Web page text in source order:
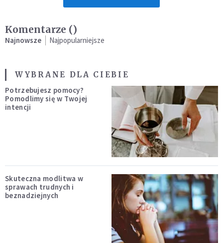
Komentarze ()
Najnowsze Najpopularniejsze
WYBRANE DLA CIEBIE
Potrzebujesz pomocy?
Pomodlimy się w Twojej
intencji
Skuteczna modlitwa w
sprawach trudnych i
beznadziejnych